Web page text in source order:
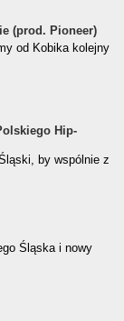
Pioneer)
(prod. Pioneer)
od Kobika kolejny
Hip-
Hip-
by wspólnie z
Śląska i nowy